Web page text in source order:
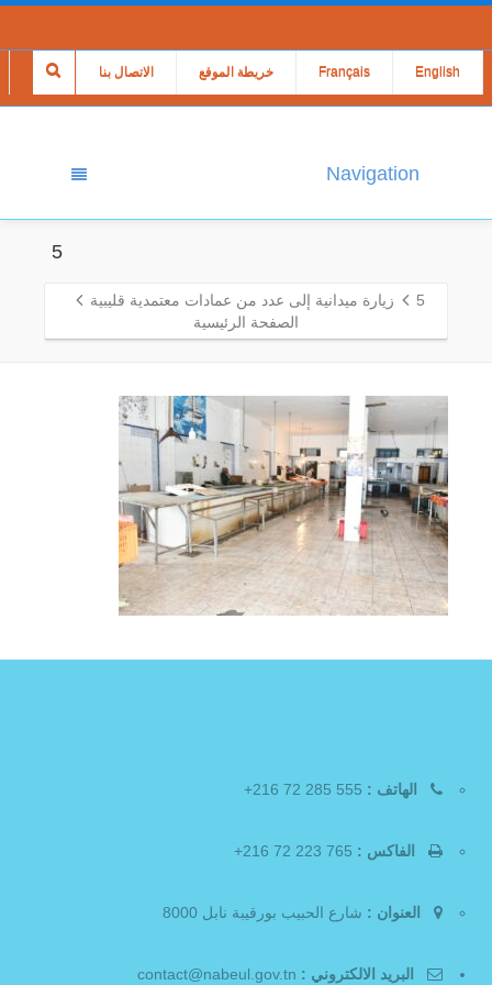
الاتصال بنا خريطة الموقع Français English
Navigation
5
5
زيارة ميدانية إلى عدد من عمادات معتمدية قليبية
الصفحة الرئيسية
الهاتف :
الفاكس :
العنوان : شارع الحبيب بورقيبة نابل 8000
البريد الالكتروني :